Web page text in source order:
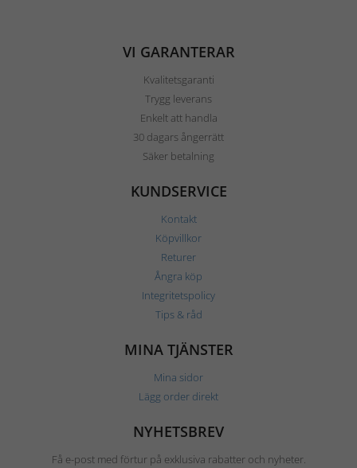
VI GARANTERAR
Kvalitetsgaranti
Trygg leverans
Enkelt att handla
30 dagars ångerrätt
Säker betalning
KUNDSERVICE
Kontakt
Köpvillkor
Returer
Ångra köp
Integritetspolicy
Tips & råd
MINA TJÄNSTER
Mina sidor
Lägg order direkt
NYHETSBREV
Få e-post med förtur på exklusiva rabatter och nyheter.